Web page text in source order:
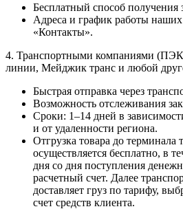
Бесплатный способ получения
Адреса и график работы
«Контакты».
4. Транспортными компаниями
линии, Мейджик транс и любой
Быстрая отправка через
Возможность отслеживания
Сроки: 1–14 дней в
и от удаленности региона.
Отгрузка товара до
осуществляется бесплатно, в
дня со дня поступления
расчетный счет. Далее
доставляет груз по тарифу,
счет средств клиента.